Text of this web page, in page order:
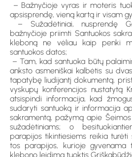
– Bažnyčioje vyras ir moteris
apsisprendę, vieną kartą ir visam
– Sužadėtiniai, nusprendę
bažnyčioje priimti Santuokos
kleboną ne vėliau kaip penki
santuokos datos;
– Tam, kad santuoka būtų
anksto asmeniškai kalbėtis su
tapatybę liudijantį dokumentą,
vyskupų konferencijos nustatytą
atsispindi informacija, kad
sudaryti santuoką ir informacija
sakramentą, pažymą apie
sužadėtiniams; o
parapijos tikintiesiems reikia
tos parapijos, kurioje gyvenama
klebono leidimą tuoktis